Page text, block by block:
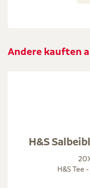
Andere kauften
H&S
H&S Tee